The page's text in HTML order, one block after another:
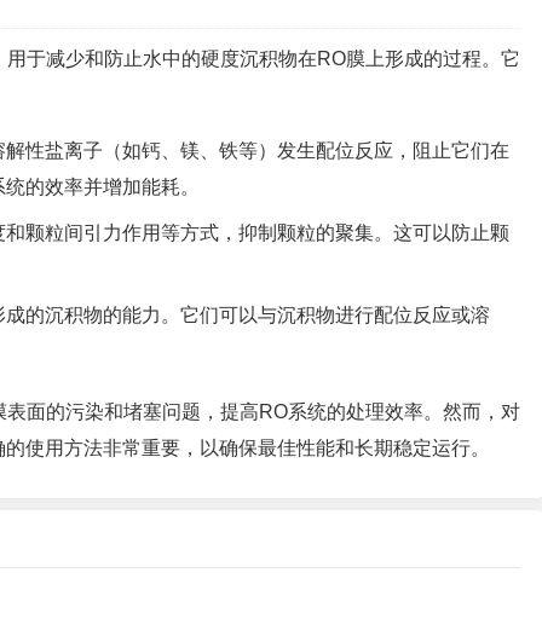
于减少和防止水中的硬度沉积物在RO膜上形成的过程。它
性盐离子（如钙、镁、铁等）发生配位反应，阻止它们在
的效率并增加能耗。
颗粒间引力作用等方式，抑制颗粒的聚集。这可以防止颗
的沉积物的能力。它们可以与沉积物进行配位反应或溶
面的污染和堵塞问题，提高RO系统的处理效率。然而，对
使用方法非常重要，以确保最佳性能和长期稳定运行。